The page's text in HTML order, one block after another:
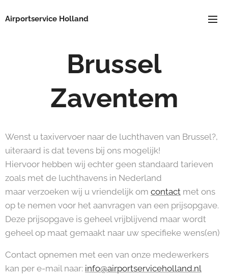
Airportservice Holland
Brussel
Zaventem
Wenst u taxivervoer naar de luchthaven van Brussel?,
uiteraard is dat tevens bij ons mogelijk!
Hiervoor hebben wij echter geen standaard tarieven
zoals met de luchthavens in Nederland
maar verzoeken wij u vriendelijk om contact met ons
op te nemen voor het aanvragen van een prijsopgave.
Deze prijsopgave is geheel vrijblijvend maar wordt
geheel op maat gemaakt naar uw specifieke wens(en)
Contact opnemen met een van onze medewerkers
kan per e-mail naar: info@airportserviceholland.nl